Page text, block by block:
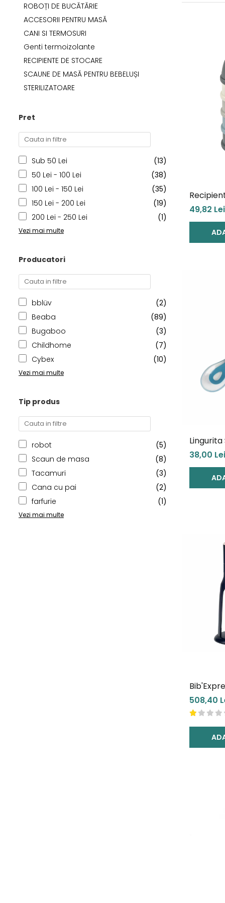
Jucarii de Sortare
Jucarii de tras
Jucarii din plus
Jucarii muzicale
Jucarii pentru baie
Jucarii Senzoriale
PAPUSI
ROBOȚI DE BUCĂTĂRIE
ACCESORII PENTRU MASĂ
CANI SI TERMOSURI
Genti termoizolante
RECIPIENTE DE STOCARE
SCAUNE DE MASĂ PENTRU BEBELUȘI
STERILIZATOARE
Pret
Sub 50 Lei
(13)
50 Lei - 100 Lei
(38)
100 Lei - 150 Lei
(35)
150 Lei - 200 Lei
(19)
200 Lei - 250 Lei
(1)
Vezi mai multe
Producatori
bblüv
(2)
Beaba
(89)
Bugaboo
(3)
Childhome
(7)
Cybex
(10)
Vezi mai multe
Tip produs
robot
(5)
Scaun de masa
(8)
Tacamuri
(3)
Cana cu pai
(2)
farfurie
(1)
Vezi mai multe
Mineral
49,82 Lei
Lingurita
Bleu
38,00 Lei
Blue
508,40